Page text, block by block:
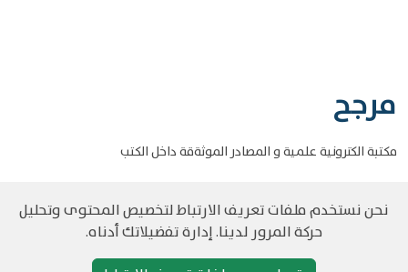
مرجح
مكتبة الكترونية علمية و المصادر الموثةقة داخل الكتب
حقوق الطبع والنشر مرجح جميع الحقوق محفوظة سياسة و الخصوصية
نحن نستخدم ملفات تعريف الارتباط لتخصيص المحتوى وتحليل
حركة المرور لدينا. إدارة تفضيلاتك أدناه.